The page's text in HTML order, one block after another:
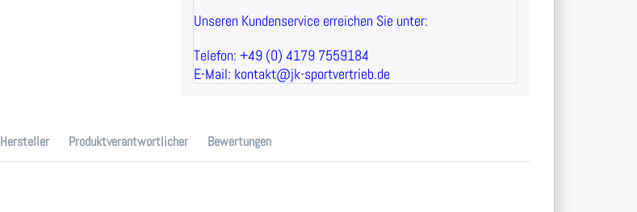
Unseren Kundenservice erreichen Sie unter:
Telefon: +49 (0) 4179 7559184
E-Mail: kontakt@jk-sportvertrieb.de
Hersteller Produktverantwortlicher Bewertungen